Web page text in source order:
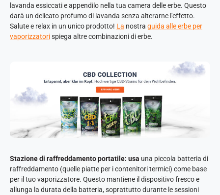
lavanda essiccati e appendilo nella tua camera delle erbe. Questo
darà un delicato profumo di lavanda senza alterarne l'effetto.
Salute e relax in un unico prodotto! La nostra guida alle erbe per
vaporizzatorispiega altre combinazioni di erbe.
Stazione di raffreddamento portatile: usa una piccola batteria di
raffreddamento (quelle piatte per i contenitori termici) come base
per il tuo vaporizzatore. Questo mantiene il dispositivo fresco e
allunga la durata della batteria, soprattutto durante le sessioni